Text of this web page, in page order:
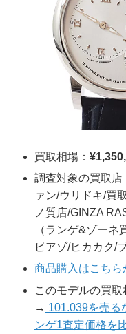
買取相場：
調査対象の買取店
ァン/ウリドキ/買
ノ質店/GINZA
（ランゲ&ゾー
ピアゾ/ヒカカク/
商品購入はこちら
このモデルの買取
→ 101.039を売る
ンゲ1査定価格を